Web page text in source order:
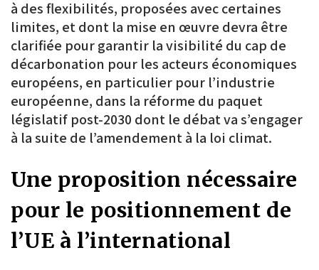
à des flexibilités, proposées avec certaines
limites, et dont la mise en œuvre devra être
clarifiée pour garantir la visibilité du cap de
décarbonation pour les acteurs économiques
européens, en particulier pour l’industrie
européenne, dans la réforme du paquet
législatif post-2030 dont le débat va s’engager
à la suite de l’amendement à la loi climat.
Une proposition nécessaire
pour le positionnement de
l’UE à l’international